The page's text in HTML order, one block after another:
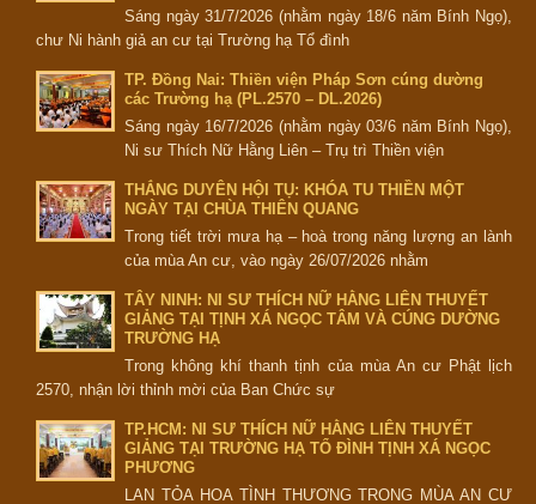
Sáng ngày 31/7/2026 (nhằm ngày 18/6 năm Bính Ngọ),
chư Ni hành giả an cư tại Trường hạ Tổ đình
TP. Đồng Nai: Thiền viện Pháp Sơn cúng dường
các Trường hạ (PL.2570 – DL.2026)
Sáng ngày 16/7/2026 (nhằm ngày 03/6 năm Bính Ngọ),
Ni sư Thích Nữ Hằng Liên – Trụ trì Thiền viện
THẮNG DUYÊN HỘI TỤ: KHÓA TU THIỀN MỘT
NGÀY TẠI CHÙA THIÊN QUANG
Trong tiết trời mưa hạ – hoà trong năng lượng an lành
của mùa An cư, vào ngày 26/07/2026 nhằm
TÂY NINH: NI SƯ THÍCH NỮ HẰNG LIÊN THUYẾT
GIẢNG TẠI TỊNH XÁ NGỌC TÂM VÀ CÚNG DƯỜNG
TRƯỜNG HẠ
Trong không khí thanh tịnh của mùa An cư Phật lịch
2570, nhận lời thỉnh mời của Ban Chức sự
TP.HCM: NI SƯ THÍCH NỮ HẰNG LIÊN THUYẾT
GIẢNG TẠI TRƯỜNG HẠ TỔ ĐÌNH TỊNH XÁ NGỌC
PHƯƠNG
LAN TỎA HOA TÌNH THƯƠNG TRONG MÙA AN CƯ